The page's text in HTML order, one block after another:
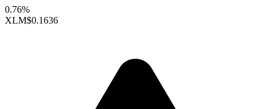
0.76%
XLM$0.1636